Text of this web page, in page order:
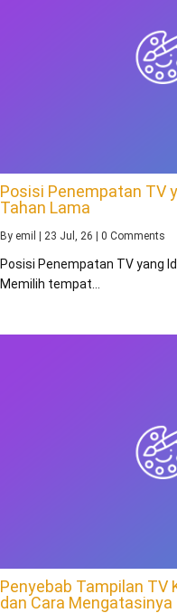
Posisi Penempatan TV
Tahan Lama
By emil 23 Jul, 26 0 Comments
Posisi Penempatan TV yang
Memilih tempat…
Penyebab Tampilan TV
dan Cara Mengatasinya